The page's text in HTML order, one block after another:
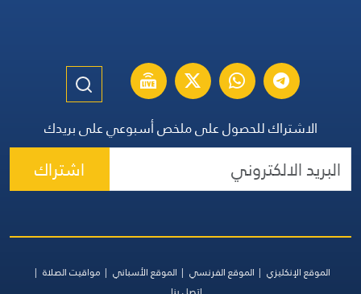
الاشتراك للحصول على ملخص أسبوعي على بريدك
اشتراك
الموقع الإنكليزي الموقع الفرنسي الموقع الأسباني
مواقيت الصلاة